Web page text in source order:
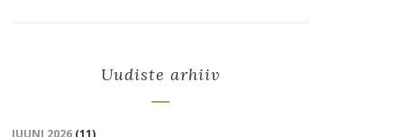
Uudiste arhiiv
JUUNI 2026(11)